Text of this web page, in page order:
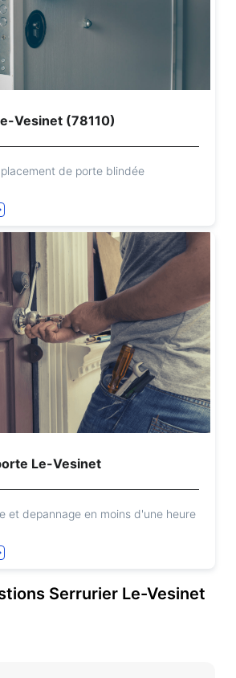
Vesinet (78110)
de porte blindée
Le-Vesinet
et depannage en moins d'une heure
Serrurier Le-Vesinet